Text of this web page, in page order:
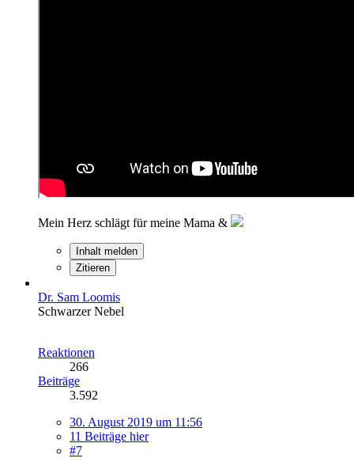
Mein Herz schlägt für meine Mama &
Inhalt melden
Zitieren
Dr. Sam Loomis
Schwarzer Nebel
Reaktionen
266
Beiträge
3.592
30. August 2019 um 11:56
11 Beiträge hier
#7